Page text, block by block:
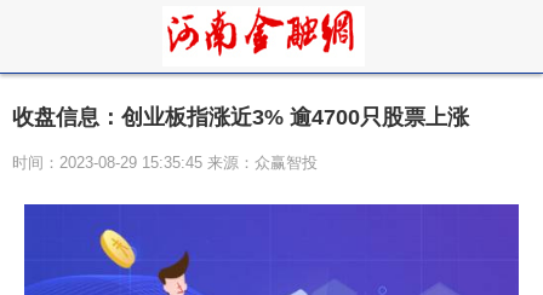
收盘信息：创业板指涨近3% 逾4700只股票上涨
时间：2023-08-29 15:35:45 来源：众赢智投